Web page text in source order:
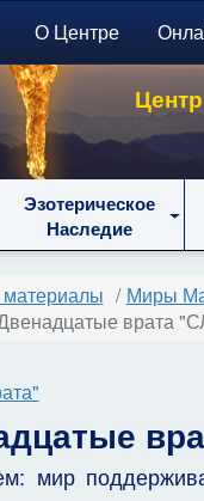
О Центре
Эзотерическое
Наследие
Миры
врата
мир